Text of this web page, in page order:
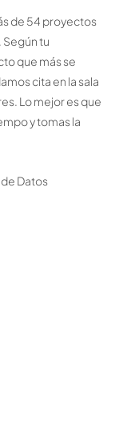
de 54 proyectos
Según tu
que más se
cita en la sala
Lo mejor es que
y tomas la
Datos